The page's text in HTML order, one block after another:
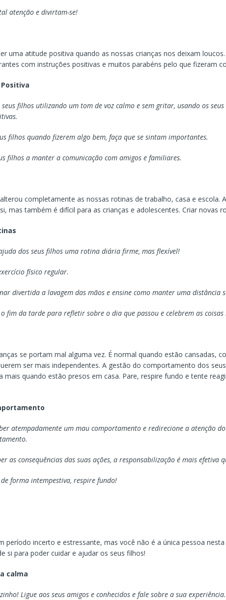
atenção e divirtam-se!
uma atitude positiva quando as nossas crianças nos deixam
com instruções positivas e muitos parabéns pelo que fizeram
seus filhos utilizando um tom de voz calmo e sem gritar, usando os seus
filhos quando fizerem algo bem, faça que se sintam importantes.
filhos a manter a comunicação com amigos e familiares.
completamente as nossas rotinas de trabalho, casa e escola.
mas também é difícil para as crianças e adolescentes. Criar novas
dos seus filhos uma rotina diária firme, mas flexível!
físico regular.
divertida a lavagem das mãos e ensine como manter uma distância
fim da tarde para refletir sobre o dia que passou e celebrem as coisas
se portam mal alguma vez. É normal quando estão cansadas,
ser mais independentes. A gestão do comportamento dos
mais quando estão presos em casa. Pare, respire fundo e tente
atempadamente um mau comportamento e redirecione a atenção
as consequências das suas ações, a responsabilização é mais efetiva
forma intempestiva, respire fundo!
período incerto e estressante, mas você não é a única pessoa nesta
si para poder cuidar e ajudar os seus filhos!
calma
Ligue aos seus amigos e conhecidos e fale sobre a sua experiência.